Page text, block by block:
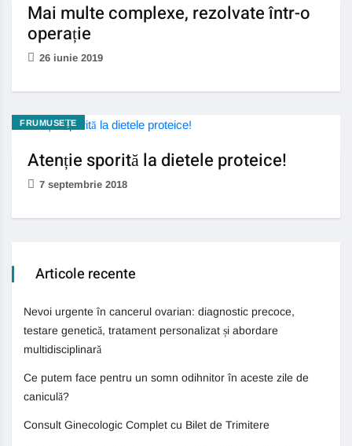
Mai multe complexe, rezolvate într-o
operație
26 iunie 2019
FRUMUSEȚE
Atenție sporită la dietele proteice!
7 septembrie 2018
Articole recente
Nevoi urgente în cancerul ovarian: diagnostic precoce,
testare genetică, tratament personalizat și abordare
multidisciplinară
Ce putem face pentru un somn odihnitor în aceste zile de
caniculă?
Consult Ginecologic Complet cu Bilet de Trimitere